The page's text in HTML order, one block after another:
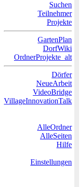
Suchen
Teilnehmer
Projekte
GartenPlan
DorfWiki
OrdnerProjekte_alt
Dörfer
NeueArbeit
VideoBridge
VillageInnovationTalk
AlleOrdner
AlleSeiten
Hilfe
Einstellungen